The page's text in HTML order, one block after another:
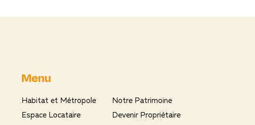
Menu
Habitat et Métropole
Espace Locataire
Notre Patrimoine
Devenir Propriétaire